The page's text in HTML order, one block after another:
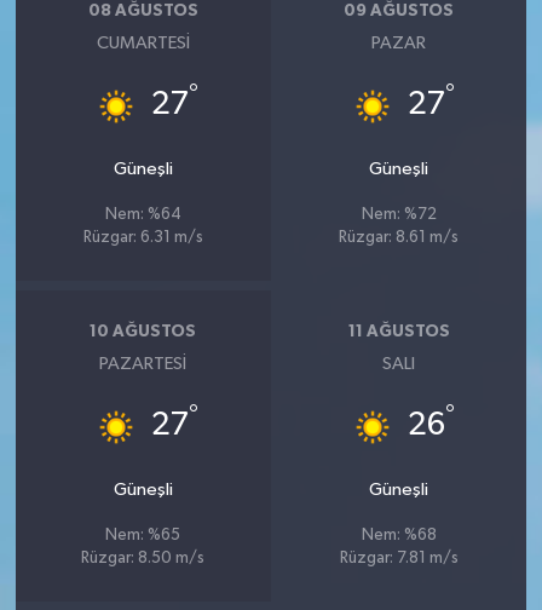
08 AĞUSTOS
CUMARTESI
27°
Güneşli
Nem: %64
Rüzgar: 6.31 m/s
09 AĞUSTOS
PAZAR
27°
Güneşli
Nem: %72
Rüzgar: 8.61 m/s
10 AĞUSTOS
PAZARTESI
27°
Güneşli
Nem: %65
Rüzgar: 8.50 m/s
11 AĞUSTOS
SALI
26°
Güneşli
Nem: %68
Rüzgar: 7.81 m/s